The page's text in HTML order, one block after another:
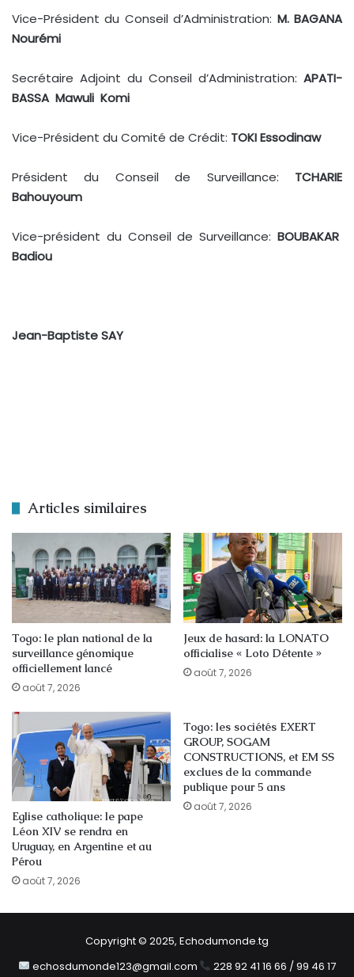
Vice-Président du Conseil d’Administration: M. BAGANA
Nourémi
Secrétaire Adjoint du Conseil d’Administration: APATI-
BASSA Mawuli Komi
Vice-Président du Comité de Crédit: TOKI Essodinaw
Président du Conseil de Surveillance: TCHARIE
Bahouyoum
Vice-président du Conseil de Surveillance: BOUBAKAR
Badiou
Jean-Baptiste SAY
Articles similaires
Togo: le plan national de la
surveillance génomique
officiellement lancé
août 7, 2026
Jeux de hasard: la LONATO
officialise « Loto Détente »
août 7, 2026
Eglise catholique: le pape
Léon XIV se rendra en
Uruguay, en Argentine et au
Pérou
août 7, 2026
Togo: les sociétés EXERT
GROUP, SOGAM
CONSTRUCTIONS, et EM SS
exclues de la commande
publique pour 5 ans
août 7, 2026
Copyright © 2025, Echodumonde.tg
echosdumonde123@gmail.com
228 92 41 16 66 / 99 46 17